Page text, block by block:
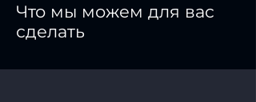
Что мы можем для вас
сделать